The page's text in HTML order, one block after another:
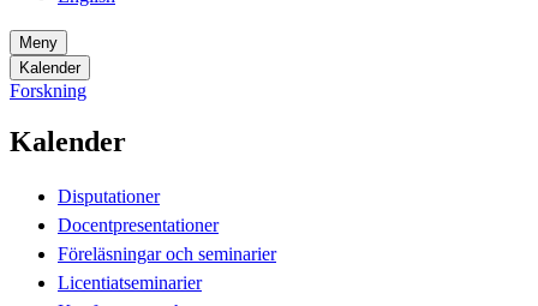
Meny
Kalender
Forskning
Kalender
Disputationer
Docentpresentationer
Föreläsningar och seminarier
Licentiatseminarier